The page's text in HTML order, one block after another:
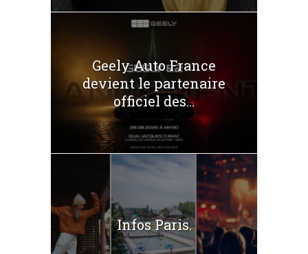
Geely Auto France
devient le partenaire
officiel des...
Infos Paris.